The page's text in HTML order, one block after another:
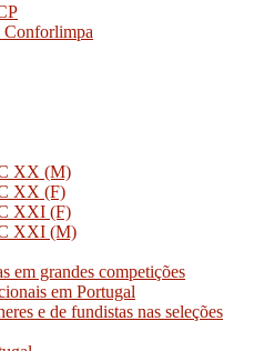
Conforlimpa
XX (M)
XX (F)
XXI (F)
XXI (M)
em grandes competições
em Portugal
e de fundistas nas seleções